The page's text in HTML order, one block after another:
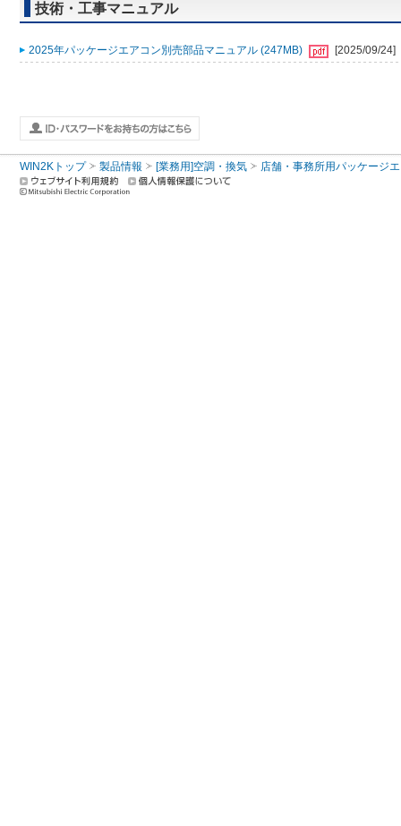
技術・工事マニュアル
2025年パッケージエアコン別売部品マニュアル (247MB) [2025/09/24]
WIN2Kトップ 製品情報 [業務用]空調・換気 店舗・事務所用パッケージ